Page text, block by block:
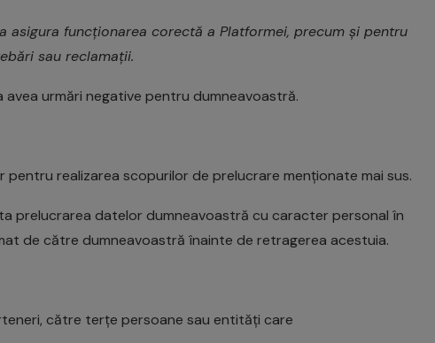
asigura funcționarea corectă a Platformei, precum și pentru
sau reclamații.
urmări negative pentru dumneavoastră.
realizarea scopurilor de prelucrare menționate mai sus.
prelucrarea datelor dumneavoastră cu caracter personal în
de către dumneavoastră înainte de retragerea acestuia.
către terțe persoane sau entități care